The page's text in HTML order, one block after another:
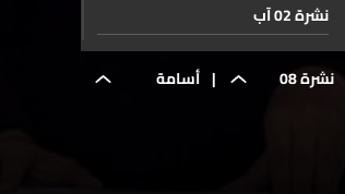
حال الطقس
نشرة 08
| أسامة
نشرة 02 آب
نشرة 01 آب
نشرة 31 تموز